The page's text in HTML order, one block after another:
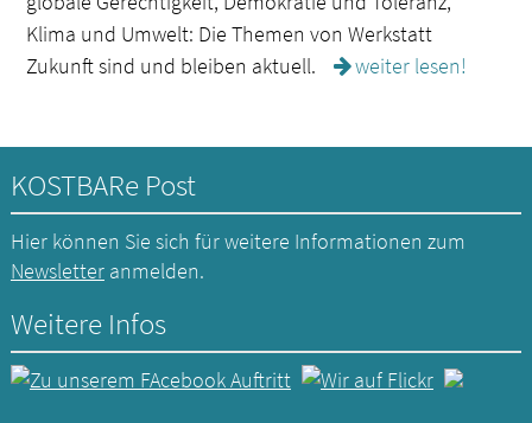
Klima und Umwelt: Die Themen von Werkstatt
Zukunft sind und bleiben aktuell.
weiter lesen!
KOSTBARe Post
Hier können Sie sich für weitere Informationen zum
Newsletteranmelden.
Weitere Infos